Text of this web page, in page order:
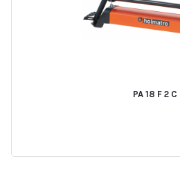
PA 18 F 2 C